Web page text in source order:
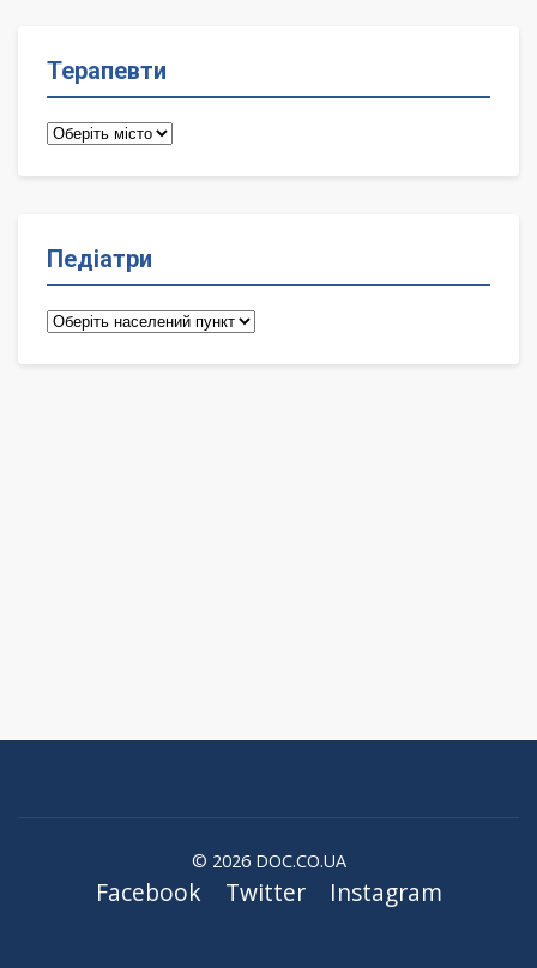
Терапевти
Терапевти
Педіатри
Педіатри
© 2026 DOC.CO.UA
Facebook Twitter Instagram